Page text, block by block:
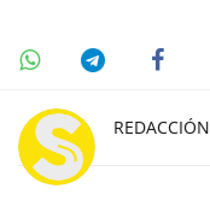
REDACCIÓN